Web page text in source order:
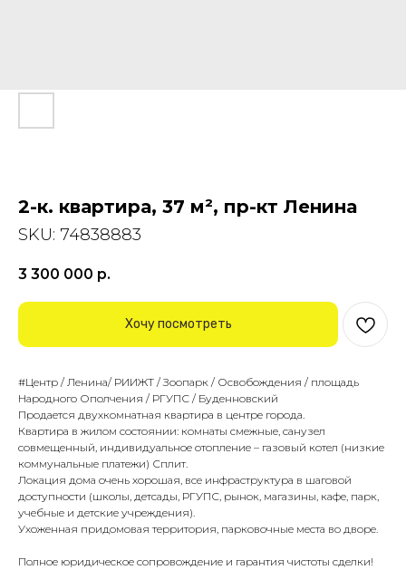
2-к. квартира, 37 м², пр-кт Ленина
SKU: 74838883
3 300 000 р.
Хочу посмотреть
#Центр / Ленина/ РИИЖТ / Зоопарк / Освобождения / площадь
Народного Ополчения / РГУПС / Буденновский
Продается двухкомнатная квартира в центре города.
Квартира в жилом состоянии: комнаты смежные, санузел
совмещенный, индивидуальное отопление – газовый котел (низкие
коммунальные платежи) Сплит.
Локация дома очень хорошая, все инфраструктура в шаговой
доступности (школы, детсады, РГУПС, рынок, магазины, кафе, парк,
учебные и детские учреждения).
Ухоженная придомовая территория, парковочные места во дворе.
Полное юридическое сопровождение и гарантия чистоты сделки!